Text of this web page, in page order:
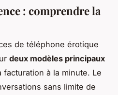
: comprendre la
de téléphone érotique
deux modèles principaux
à la minute. Le
sans limite de